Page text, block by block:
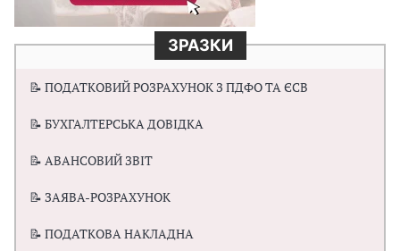
ЗРАЗКИ
📝 ПОДАТКОВИЙ РОЗРАХУНОК З ПДФО ТА ЄСВ
📝 БУХГАЛТЕРСЬКА ДОВІДКА
📝 АВАНСОВИЙ ЗВІТ
📝 ЗАЯВА-РОЗРАХУНОК
📝 ПОДАТКОВА НАКЛАДНА